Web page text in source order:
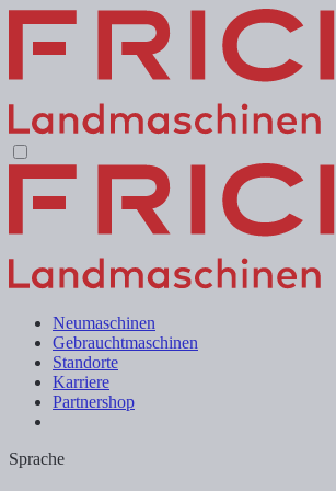
Neumaschinen
Gebrauchtmaschinen
Standorte
Karriere
Partnershop
Sprache